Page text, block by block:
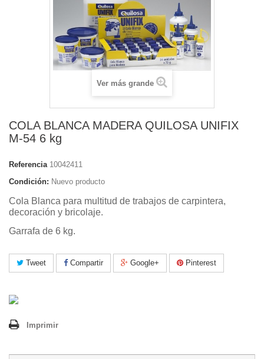
Ver más grande
COLA BLANCA MADERA QUILOSA UNIFIX
M-54 6 kg
Referencia 10042411
Condición: Nuevo producto
Cola Blanca para multitud de trabajos de carpintera,
decoración y bricolaje.
Garrafa de 6 kg.
Tweet Compartir Google+ Pinterest
Imprimir